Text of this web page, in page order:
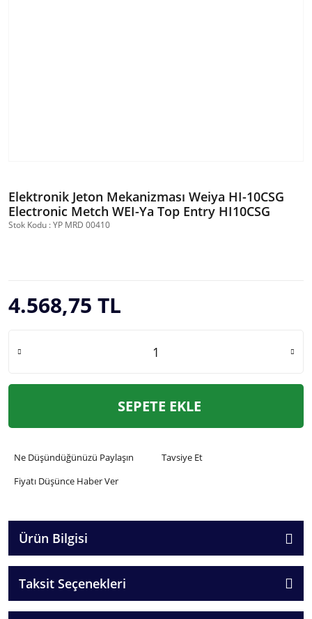
Elektronik Jeton Mekanizması Weiya HI-10CSG
Electronic Metch WEI-Ya Top Entry HI10CSG
Stok Kodu : YP MRD 00410
4.568,75 TL
SEPETE EKLE
Ne Düşündüğünüzü Paylaşın
Tavsiye Et
Fiyatı Düşünce Haber Ver
Ürün Bilgisi
Taksit Seçenekleri